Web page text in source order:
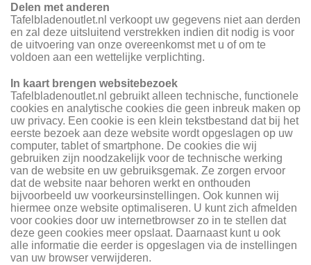
Delen met anderen
Tafelbladenoutlet.nl verkoopt uw gegevens niet aan derden
en zal deze uitsluitend verstrekken indien dit nodig is voor
de uitvoering van onze overeenkomst met u of om te
voldoen aan een wettelijke verplichting.
In kaart brengen websitebezoek
Tafelbladenoutlet.nl gebruikt alleen technische, functionele
cookies en analytische cookies die geen inbreuk maken op
uw privacy. Een cookie is een klein tekstbestand dat bij het
eerste bezoek aan deze website wordt opgeslagen op uw
computer, tablet of smartphone. De cookies die wij
gebruiken zijn noodzakelijk voor de technische werking
van de website en uw gebruiksgemak. Ze zorgen ervoor
dat de website naar behoren werkt en onthouden
bijvoorbeeld uw voorkeursinstellingen. Ook kunnen wij
hiermee onze website optimaliseren. U kunt zich afmelden
voor cookies door uw internetbrowser zo in te stellen dat
deze geen cookies meer opslaat. Daarnaast kunt u ook
alle informatie die eerder is opgeslagen via de instellingen
van uw browser verwijderen.